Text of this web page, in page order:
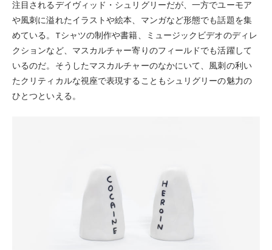
注目されるデイヴィッド・シュリグリーだが、一方でユーモア
や風刺に溢れたイラストや絵本、マンガなど形態でも話題を集
めている。Tシャツの制作や書籍、ミュージックビデオのディレ
クションなど、マスカルチャー寄りのフィールドでも活躍して
いるのだ。そうしたマスカルチャーのなかにいて、風刺の利い
たクリティカルな視座で表現することもシュリグリーの魅力の
ひとつといえる。